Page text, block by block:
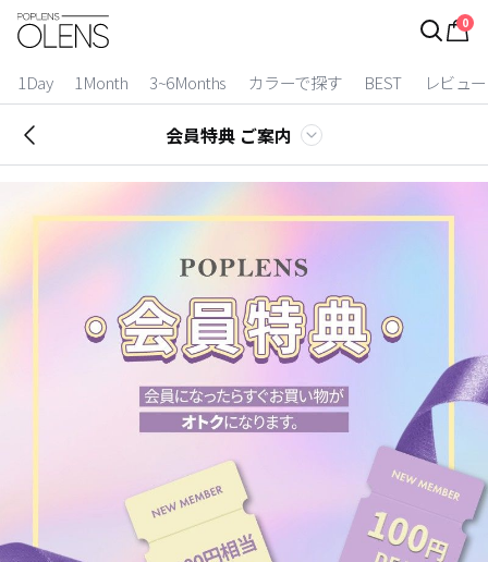
0
1Day 1Month 3~6Months カラーで探す BEST レビュー
ログイン
カラコン比較
今月限定特典
ベスト
装着期間
2 Weeks
3~6 Months
よりどりキット
チョコ
会員特典 ご案内